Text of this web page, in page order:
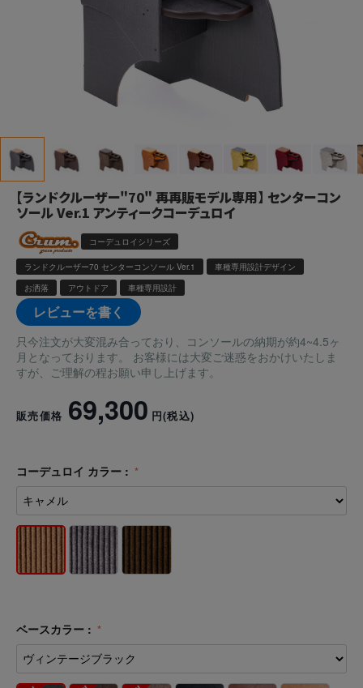
【ランドクルーザー"70" 再再販モデル専用】 センターコン
ソール Ver.1 アンティークコーデュロイ
コーデュロイシリーズ
ランドクルーザー70 センターコンソール Ver.1
車種専用設計デザイン
お洒落
アウトドア 車種専用設計
レビューを書く
只今注文が大変混み合っており、コンソールの納期が約4~4.5ヶ
月となっております。 お客様には大変ご迷惑をおかけいたしま
すが、ご理解の程お願い申し上げます。
販売価格 69,300 円(税込)
コーデュロイ カラー :
ベースカラー :